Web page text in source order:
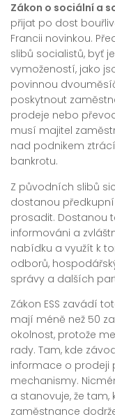
Zákon o sociální a
přijat po dost
Francii novinkou.
slibů socialistů, byť
vymožeností, jako
povinnou
poskytnout
prodeje nebo
musí majitel
nad podnikem
bankrotu.
Z původních slibů
dostanou
prosadit. Dostanou
informováni a
nabídku a využít k
odborů,
správy a dalších
Zákon ESS zavádí
mají méně než 50
okolnost, protože
rady. Tam, kde
informace o prodeji
mechanismy.
a stanovuje, že
zaměstnance